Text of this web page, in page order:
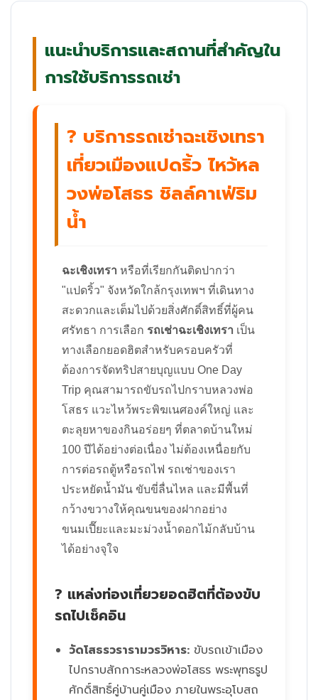
แนะนำบริการและสถานที่สำคัญใน
การใช้บริการรถเช่า
? บริการรถเช่าฉะเชิงเทรา
เที่ยวเมืองแปดริ้ว ไหว้หล
วงพ่อโสธร ชิลล์คาเฟ่ริม
น้ำ
ฉะเชิงเทรา หรือที่เรียกกันติดปากว่า
"แปดริ้ว" จังหวัดใกล้กรุงเทพฯ ที่เดินทาง
สะดวกและเต็มไปด้วยสิ่งศักดิ์สิทธิ์ที่ผู้คน
ศรัทธา การเลือก รถเช่าฉะเชิงเทรา เป็น
ทางเลือกยอดฮิตสำหรับครอบครัวที่
ต้องการจัดทริปสายบุญแบบ One Day
Trip คุณสามารถขับรถไปกราบหลวงพ่อ
โสธร แวะไหว้พระพิฆเนศองค์ใหญ่ และ
ตะลุยหาของกินอร่อยๆ ที่ตลาดบ้านใหม่
100 ปีได้อย่างต่อเนื่อง ไม่ต้องเหนื่อยกับ
การต่อรถตู้หรือรถไฟ รถเช่าของเรา
ประหยัดน้ำมัน ขับขี่ลื่นไหล และมีพื้นที่
กว้างขวางให้คุณขนของฝากอย่าง
ขนมเปี๊ยะและมะม่วงน้ำดอกไม้กลับบ้าน
ได้อย่างจุใจ
? แหล่งท่องเที่ยวยอดฮิตที่ต้องขับ
รถไปเช็คอิน
วัดโสธรวรารามวรวิหาร: ขับรถเข้าเมือง
ไปกราบสักการะหลวงพ่อโสธร พระพุทธรูป
ศักดิ์สิทธิ์คู่บ้านคู่เมือง ภายในพระอุโบสถ